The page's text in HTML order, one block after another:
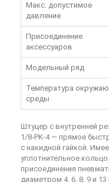
Макс. допустимое
давление
Присоединение
аксессуаров
Модельный ряд
Температура
среды
Штуцер с внутренней
1/8-PK-4— прямое
с накидной гайкой.
уплотнительное
присоединения
диаметром 4, 6, 8, 9 и